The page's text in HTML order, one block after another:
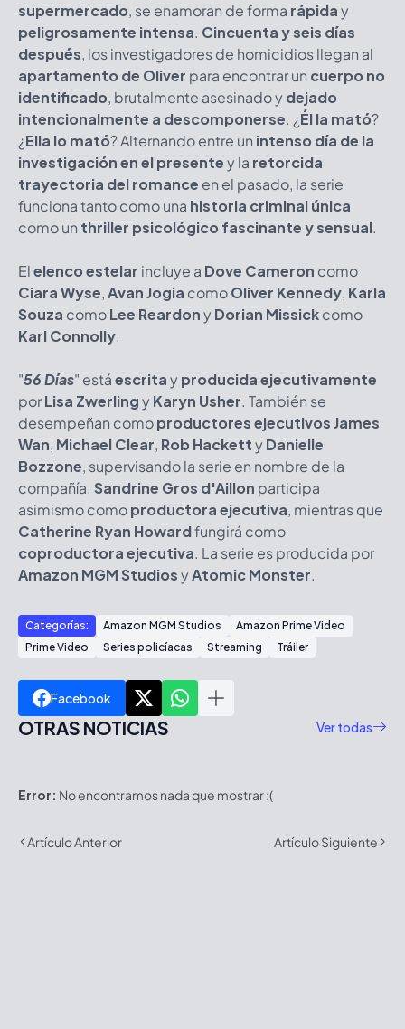
supermercado, se enamoran de forma rápiday
peligrosamente intensa. Cincuenta y seis días
después, los investigadores de homicidios llegan al
apartamento de Oliver para encontrar un cuerpo no
identificado, brutalmente asesinado ydejado
intencionalmente a descomponerse. ¿Él la mató?
¿Ella lo mató? Alternando entre un intenso día de la
investigación en el presentey la retorcida
trayectoria del romance en el pasado, la serie
funciona tanto como una historia criminal única
como un thriller psicológico fascinante y sensual.
Elelenco estelar incluye a Dove Cameron como
Ciara Wyse,Avan Jogia comoOliver Kennedy, Karla
Souza comoLee ReardonyDorian Missickcomo
Karl Connolly.
"56 Días" estáescritayproducida ejecutivamente
porLisa ZwerlingyKaryn Usher. También se
desempeñan comoproductores ejecutivosJames
Wan, Michael Clear, Rob HackettyDanielle
Bozzone, supervisando la serie en nombre de la
compañía. Sandrine Gros d'Aillon participa
asimismo comoproductora ejecutiva, mientras que
Catherine Ryan Howardfungirá como
coproductora ejecutiva. La serie es producida por
Amazon MGM StudiosyAtomic Monster.
Categorías: Amazon MGM Studios
Amazon Prime Video
Prime Video
Series policíacas Streaming Tráiler
Facebook
OTRAS NOTICIAS Ver todas
Error: No encontramos nada que mostrar :(
Artículo Anterior Artículo Siguiente